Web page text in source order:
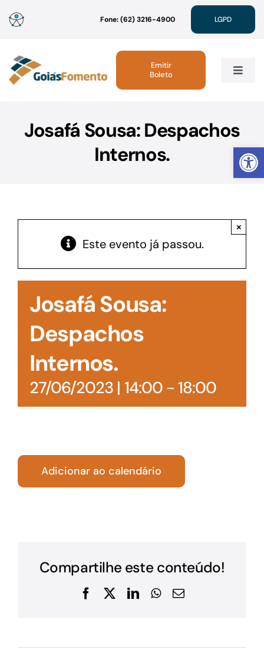
Abrir
para
conteúdo
Fone: (62) 3216-4900 LGPD
Toggle
Linhas de Crédito
Acesso à Informação
Emitir
Boleto
Josafá Sousa: Despachos
Internos.
Este evento já passou.
×
Josafá Sousa:
Despachos
Internos.
27/06/2023 | 14:00- 18:00
Adicionar ao calendário
Compartilhe este conteúdo!
Facebook
X LinkedInWhatsApp
E-